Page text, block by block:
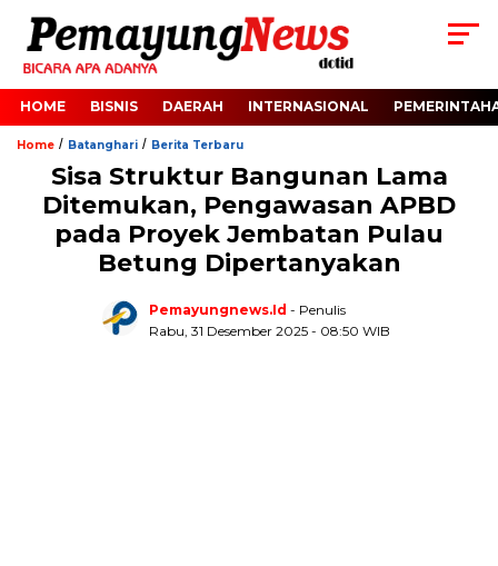
HOME BISNIS DAERAH INTERNASIONAL
Home / Batanghari / Berita Terbaru
Sisa Struktur Bangunan Lama
Ditemukan, Pengawasan APBD
pada Proyek Jembatan Pulau
Betung Dipertanyakan
Pemayungnews.id - Penulis
Rabu, 31 Desember 2025 - 08:50 WIB